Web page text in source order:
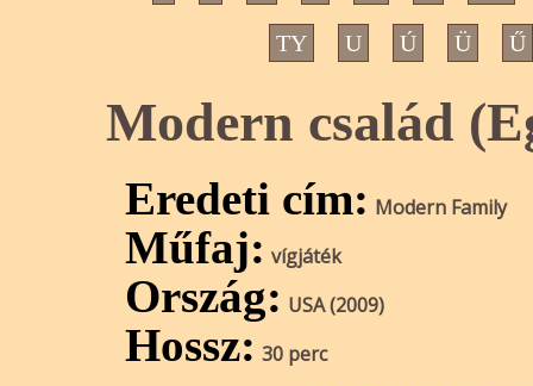
TY U Ú Ü Ű
Modern család
Eredeti cím: Modern Family
Műfaj: vígjáték
Ország: USA (2009)
Hossz: 30 perc